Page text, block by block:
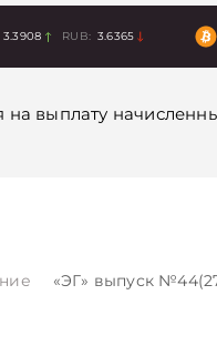
3.3908 RUB: 3.6365
на выплату
«ЭГ» выпуск